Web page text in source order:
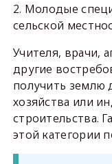
2. Молодые
сельской
Учителя, врачи,
другие
получить землю
хозяйства или
строительства.
этой категории